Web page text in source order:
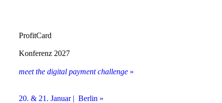
ProfitCard
Konferenz 2027
meet the digital payment challenge »
20. & 21. Januar | Berlin »